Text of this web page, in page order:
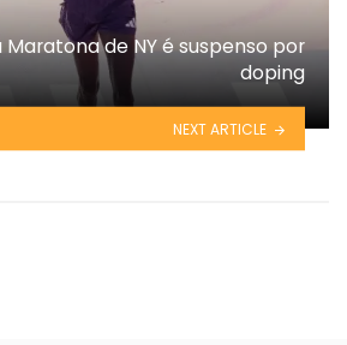
de NY é suspenso por
doping
NEXT ARTICLE